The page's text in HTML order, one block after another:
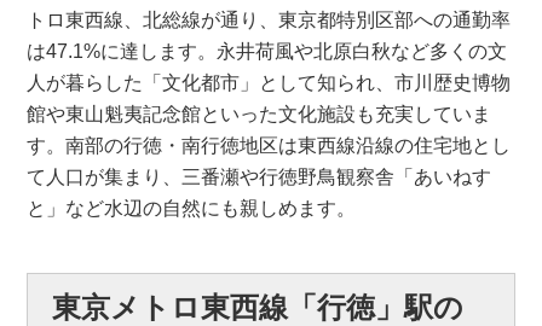
トロ東西線、北総線が通り、東京都特別区部への通勤率
は47.1%に達します。永井荷風や北原白秋など多くの文
人が暮らした「文化都市」として知られ、市川歴史博物
館や東山魁夷記念館といった文化施設も充実していま
す。南部の行徳・南行徳地区は東西線沿線の住宅地とし
て人口が集まり、三番瀬や行徳野鳥観察舎「あいねす
と」など水辺の自然にも親しめます。
東京メトロ東西線「行徳」駅の